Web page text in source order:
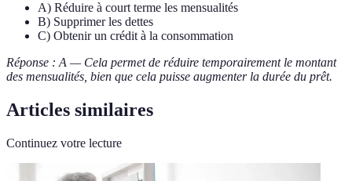
A) Réduire à court terme les mensualités
B) Supprimer les dettes
C) Obtenir un crédit à la consommation
Réponse : A — Cela permet de réduire temporairement le montant
des mensualités, bien que cela puisse augmenter la durée du prêt.
Articles similaires
Continuez votre lecture